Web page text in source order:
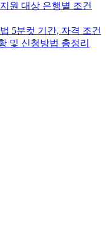
원 대상 은행별 조건
5분컷 기간, 자격 조건
및 신청방법 총정리